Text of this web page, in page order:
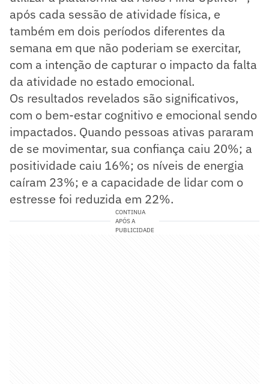
após cada sessão de atividade física, e
também em dois períodos diferentes da
semana em que não poderiam se exercitar,
com a intenção de capturar o impacto da falta
da atividade no estado emocional.
Os resultados revelados são significativos,
com o bem-estar cognitivo e emocional sendo
impactados. Quando pessoas ativas pararam
de se movimentar, sua confiança caiu 20%; a
positividade caiu 16%; os níveis de energia
caíram 23%; e a capacidade de lidar com o
estresse foi reduzida em 22%.
CONTINUA
APÓS A
PUBLICIDADE